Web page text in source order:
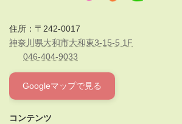
住所：〒242-0017
神奈川県大和市大和東3-15-5 1F
046-404-9033
Googleマップで見る
コンテンツ